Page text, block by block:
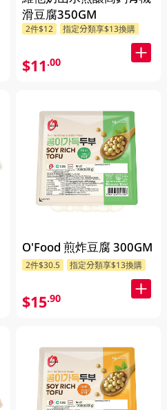
滑豆腐350GM
2件$12 指定分類享$13換購
$11.00
O'Food 煎炸豆腐 300GM
2件$30.5 指定分類享$13換購
$15.90